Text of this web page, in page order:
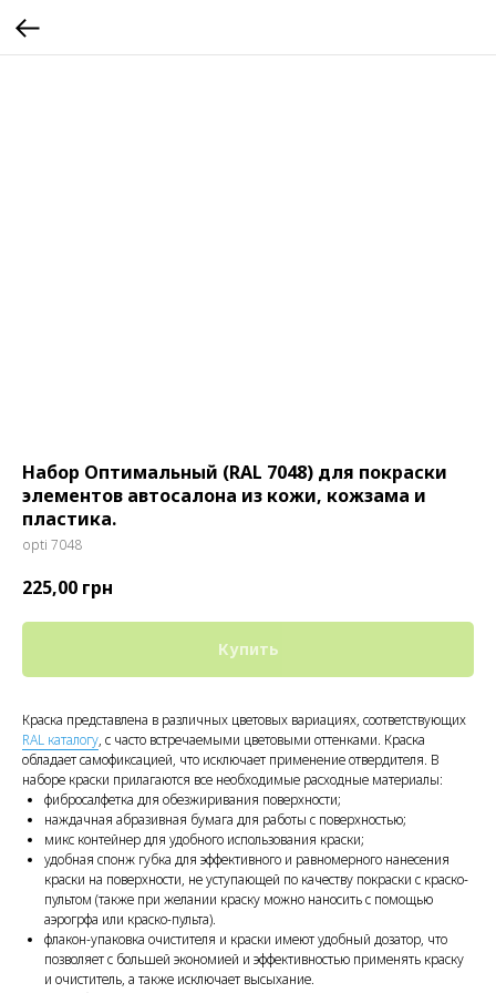
Набор Оптимальный (RAL 7048) для покраски
элементов автосалона из кожи, кожзама и
пластика.
opti 7048
225,00 грн
Купить
Краска представлена в различных цветовых вариациях, соответствующих
RAL каталогу, с часто встречаемыми цветовыми оттенками. Краска
обладает самофиксацией, что исключает применение отвердителя. В
наборе краски прилагаются все необходимые расходные материалы:
фибросалфетка для обезжиривания поверхности;
наждачная абразивная бумага для работы с поверхностью;
микс контейнер для удобного использования краски;
удобная спонж губка для эффективного и равномерного нанесения
краски на поверхности, не уступающей по качеству покраски с краско-
пультом (также при желании краску можно наносить с помощью
аэрогрфа или краско-пульта).
флакон-упаковка очистителя и краски имеют удобный дозатор, что
позволяет с большей экономией и эффективностью применять краску
и очиститель, а также исключает высыхание.